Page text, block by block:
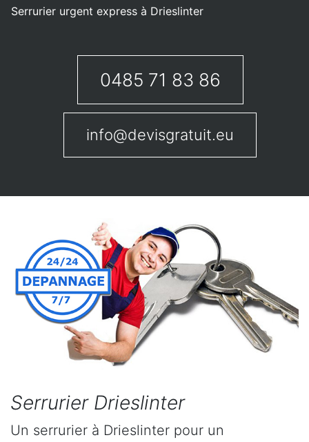
Serrurier urgent express à Drieslinter
0485 71 83 86
info@devisgratuit.eu
Serrurier Drieslinter
Un serrurier à Drieslinter pour un